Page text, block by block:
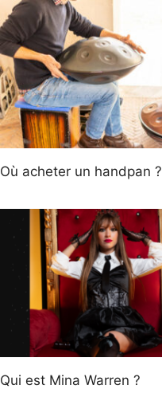
Où acheter un handpan ?
Qui est Mina Warren ?